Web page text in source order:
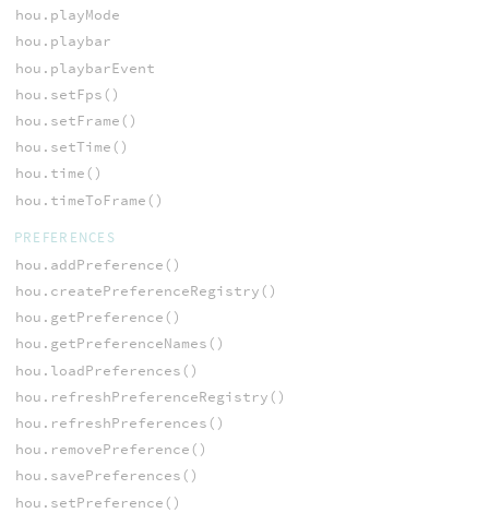
hou.playMode
hou.playbar
hou.playbarEvent
hou.setFps()
hou.setFrame()
hou.setTime()
hou.time()
hou.timeToFrame()
PREFERENCES
hou.addPreference()
hou.createPreferenceRegistry()
hou.getPreference()
hou.getPreferenceNames()
hou.loadPreferences()
hou.refreshPreferenceRegistry()
hou.refreshPreferences()
hou.removePreference()
hou.savePreferences()
hou.setPreference()